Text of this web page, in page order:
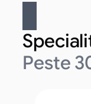
Peste